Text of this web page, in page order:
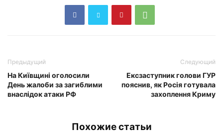
Предыдущий
На Київщині оголосили
День жалоби за загиблими
внаслідок атаки РФ
Следующий
Ексзаступник голови ГУР
пояснив, як Росія готувала
захоплення Криму
Похожие статьи